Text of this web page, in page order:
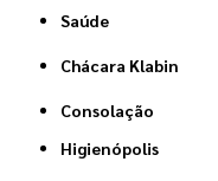
Saúde
Chácara Klabin
Consolação
Higienópolis